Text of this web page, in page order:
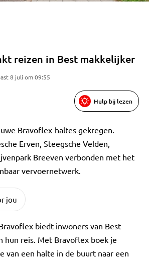
reizen in Best makkelijker
8 juli om 09:55
Hulp bij lezen
Bravoflex-haltes gekregen.
Erven, Steegsche Velden,
Breeven verbonden met het
vervoernetwerk.
jou
biedt inwoners van Best
reis. Met Bravoflex boek je
van een halte in de buurt naar een